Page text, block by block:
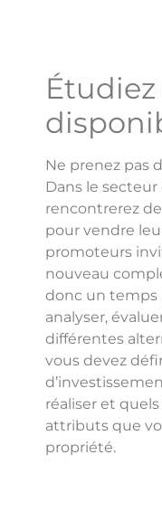
Étudiez
Ne prenez pas
Dans le secteur
rencontrerez
pour vendre
promoteurs
nouveau
donc un
analyser,
différentes
vous devez
réaliser et
attributs que
propriété.